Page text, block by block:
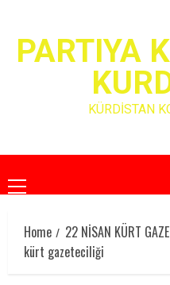
contentPARTIYA
KÜRDİSTAN
Primary
Menu
Home
22 NİSAN KÜRT
kürt gazeteciliği